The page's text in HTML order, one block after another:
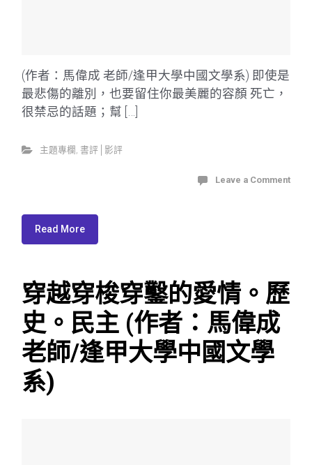
(作者：馬偉成 老師/逢甲大學中國文學系) 即使是
最悲傷的離別，也要留住你最美麗的容顏 死亡，
很禁忌的話題；幫 […]
主題專欄 書評│影評
Leave a Comment
Read More
穿越穿梭穿鑿的愛情。歷
史。民主 (作者：馬偉成
老師/逢甲大學中國文學
系)